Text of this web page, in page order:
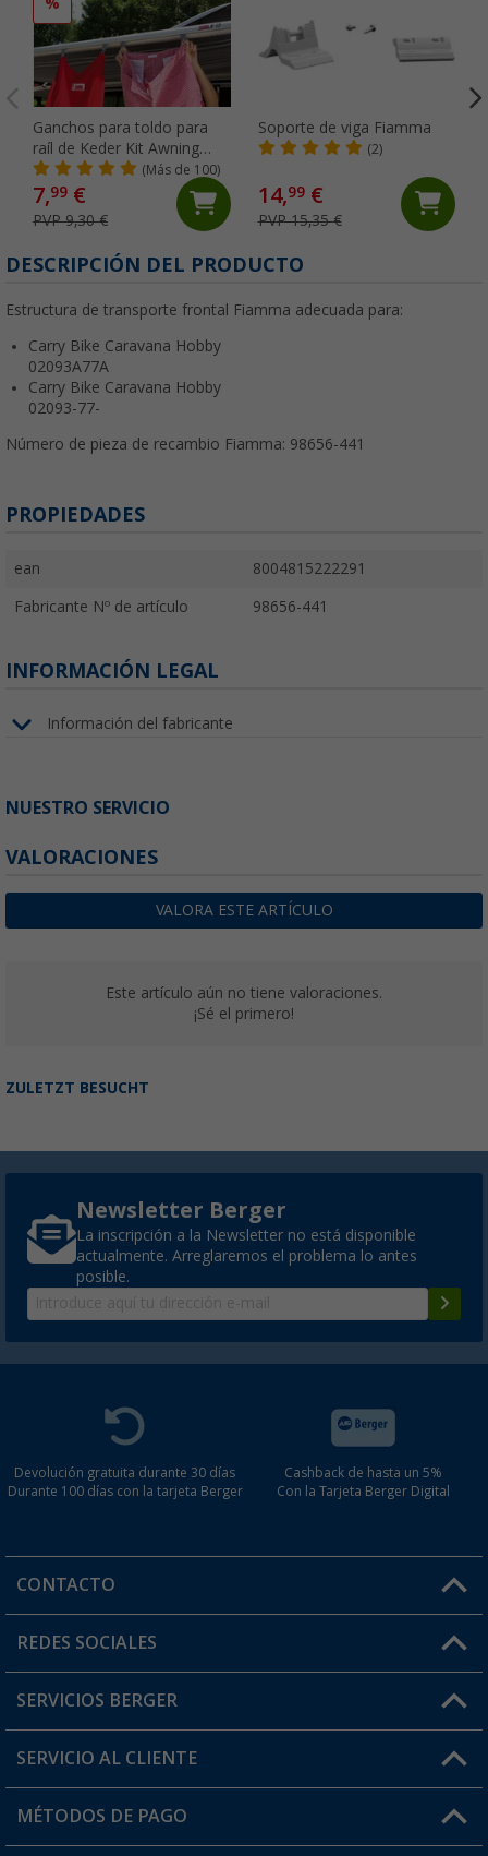
Ganchos para toldo para
raíl de Keder Kit Awning
Hangers Fiamma(Más de 100)
7,99 €
PVP 9,30 €
Soporte de viga Fiamma
(2)
14,99€
PVP 15,35 €
DESCRIPCIÓN DEL PRODUCTO
Estructura de transporte frontal Fiamma adecuada para:
Carry Bike Caravana Hobby
02093A77A
Carry Bike Caravana Hobby
02093-77-
Número de pieza de recambio Fiamma: 98656-441
PROPIEDADES
ean 8004815222291
Fabricante Nº de artículo 98656-441
INFORMACIÓN LEGAL
Información del fabricante
NUESTRO SERVICIO
VALORACIONES
VALORA ESTE ARTÍCULO
Este artículo aún no tiene valoraciones.
¡Sé el primero!
ZULETZT BESUCHT
Newsletter Berger
La inscripción a la Newsletter no está disponible
actualmente. Arreglaremos el problema lo antes
posible.
Devolución gratuita durante 30 días
Durante 100 días con la tarjeta Berger
Cashback de hasta un 5%
Con la Tarjeta Berger Digital
CONTACTO
Horario de atención al cliente:
¿Tienes alguna duda?
REDES SOCIALES
SERVICIOS BERGER
Conviértete en distribuidor
Mi cuenta
SERVICIO AL CLIENTE
FAQ y Contacto
MÉTODOS DE PAGO